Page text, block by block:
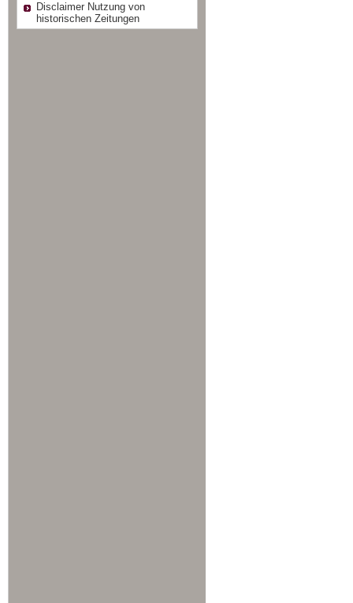
Disclaimer Nutzung von
historischen Zeitungen